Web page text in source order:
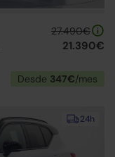
27.490€
21.390€
Desde 347€/mes
24h